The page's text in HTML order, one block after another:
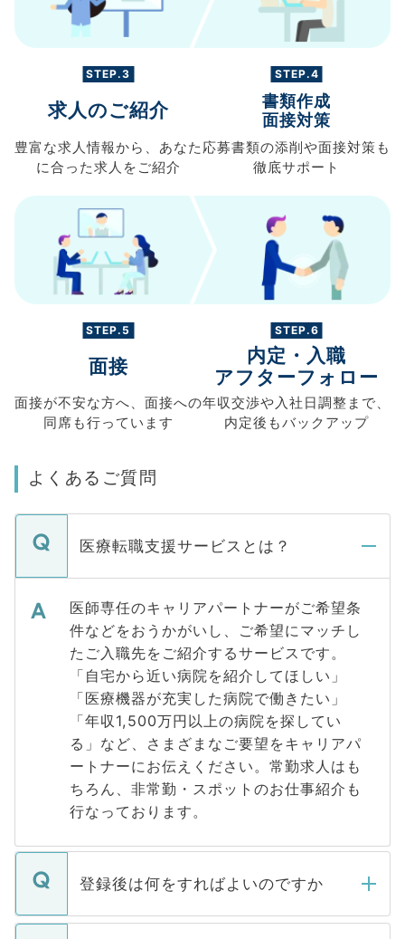
STEP.3
求人のご紹介
豊富な求人情報から、 あなた
に合った求人を ご紹介
STEP.4
書類作成
面接対策
応募書類の添削や面接対策も
徹底サポート
STEP.5
面接
面接が不安な方へ、 面接への
同席も行っています
STEP.6
内定・入職
アフターフォロー
年収交渉や入社日調整まで、
内定後もバックアップ
よくあるご質問
医療転職支援サービスとは？
医師専任のキャリアパートナーがご希望条
件などをおうかがいし、ご希望にマッチし
たご入職先をご紹介するサービスです。
「自宅から近い病院を紹介してほしい」
「医療機器が充実した病院で働きたい」
「年収1,500万円以上の病院を探してい
る」など、さまざまなご要望をキャリアパ
ートナーにお伝えください。常勤求人はも
ちろん、非常勤・スポットのお仕事紹介も
行なっております。
登録後は何をすればよいのですか
ご登録いただきましたら、弊社担当者がご